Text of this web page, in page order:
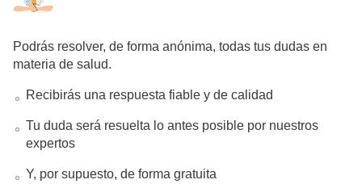
Podrás resolver, de forma anónima, todas tus dudas en
materia de salud.
Recibirás una respuesta fiable y de calidad
Tu duda será resuelta lo antes posible por nuestros
expertos
Y, por supuesto, de forma gratuita